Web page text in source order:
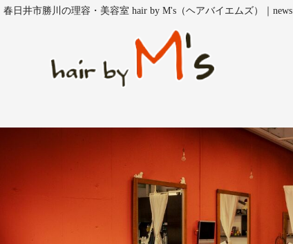
春日井市勝川の理容・美容室 hair by M's（ヘアバイエムズ）｜news